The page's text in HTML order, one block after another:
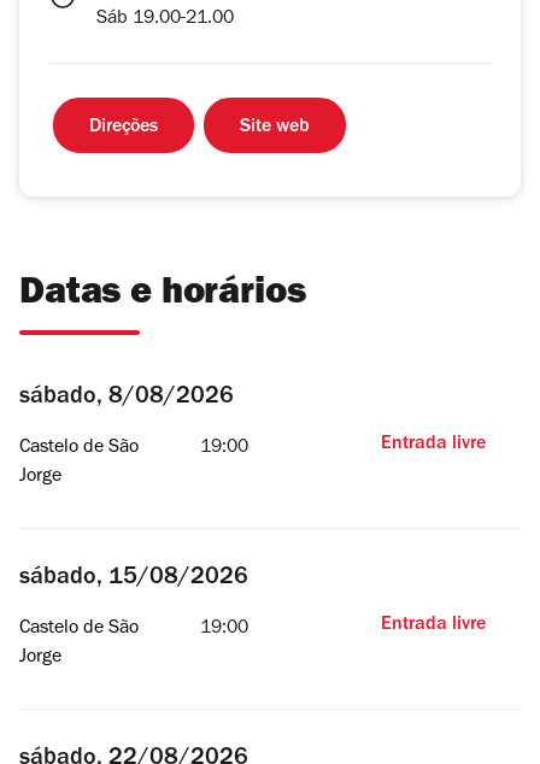
Sáb 19.00-21.00
Direções Site web
Datas e horários
sábado, 8/08/2026
Castelo de São
Jorge
19:00 Entrada livre
sábado, 15/08/2026
Castelo de São
Jorge
19:00 Entrada livre